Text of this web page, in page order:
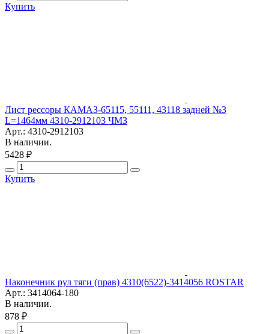
Купить
Лист рессоры КАМАЗ-65115, 55111, 43118 задней №3
L=1464мм 4310-2912103 ЧМЗ
Арт.: 4310-2912103
В наличии.
5428 ₽
Купить
Наконечник рул тяги (прав) 4310(6522)-3414056 ROSTAR
Арт.: 3414064-180
В наличии.
878 ₽